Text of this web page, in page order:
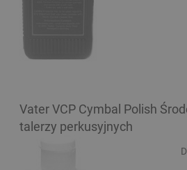
Vater VCP Cymbal Polish
talerzy perkusyjnych